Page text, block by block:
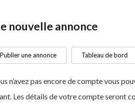
nouvelle annonce
Publier une annonce Tableau de bord
adresse e-mail ou identifiant. Les détails de votre